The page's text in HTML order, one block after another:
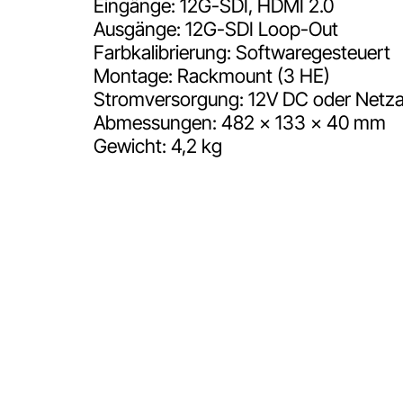
Eingänge: 12G-SDI, HDMI 2.0
Ausgänge: 12G-SDI Loop-Out
Farbkalibrierung: Softwaregesteuert
Montage: Rackmount (3 HE)
Stromversorgung: 12V DC oder
Abmessungen: 482 x 133 x 40 mm
Gewicht: 4,2 kg